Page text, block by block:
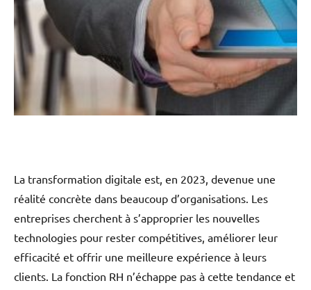
La transformation digitale est, en 2023, devenue une
réalité concrète dans beaucoup d’organisations. Les
entreprises cherchent à s’approprier les nouvelles
technologies pour rester compétitives, améliorer leur
efficacité et offrir une meilleure expérience à leurs
clients. La fonction RH n’échappe pas à cette tendance et